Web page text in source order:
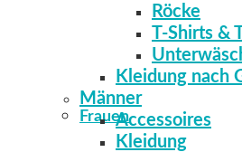
Frauen
Röcke
T-Shirts &
Kleidung nach
Männer
Accessoires
Kleidung